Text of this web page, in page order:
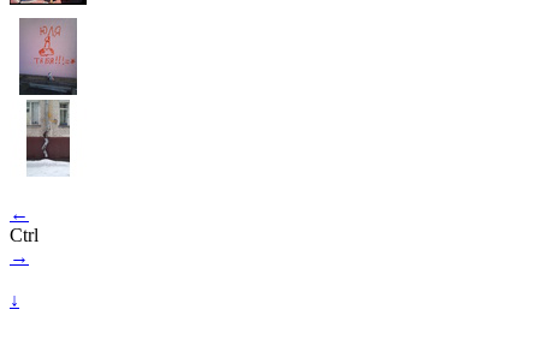
←
Ctrl
→
↓